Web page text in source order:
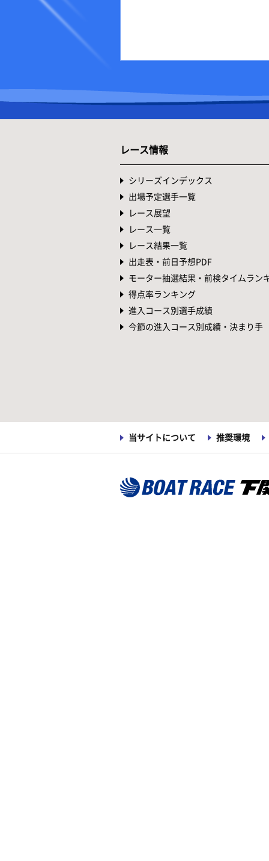
レース情報
シリーズインデックス
出場予定選手一覧
レース展望
レース一覧
レース結果一覧
出走表・前日予想PDF
モーター抽選結果・前検タイムラン
得点率ランキング
進入コース別選手成績
今節の進入コース別成績・決まり手
当サイトについて 推奨環境